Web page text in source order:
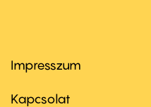
Footer
first
Impresszum
Kapcsolat